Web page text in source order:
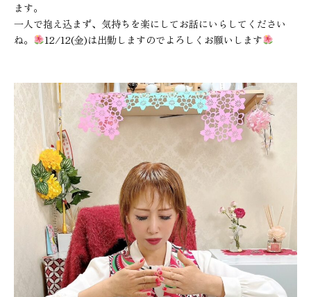
ます。
一人で抱え込まず、気持ちを楽にしてお話にいらしてください
ね。
12/12(金)は出勤しますのでよろしくお願いします